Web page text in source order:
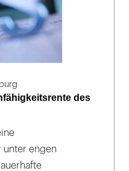
des
unter engen